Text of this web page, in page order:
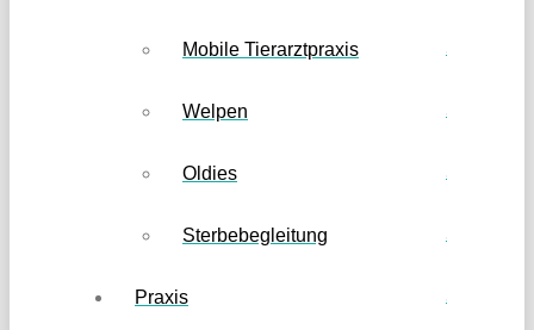
Mobile Tierarztpraxis
Welpen
Oldies
Sterbebegleitung
Praxis